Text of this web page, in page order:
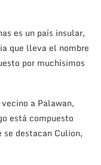
es un país insular,
que lleva el nombre
por muchísimos
a Palawan,
está compuesto
destacan Culion,